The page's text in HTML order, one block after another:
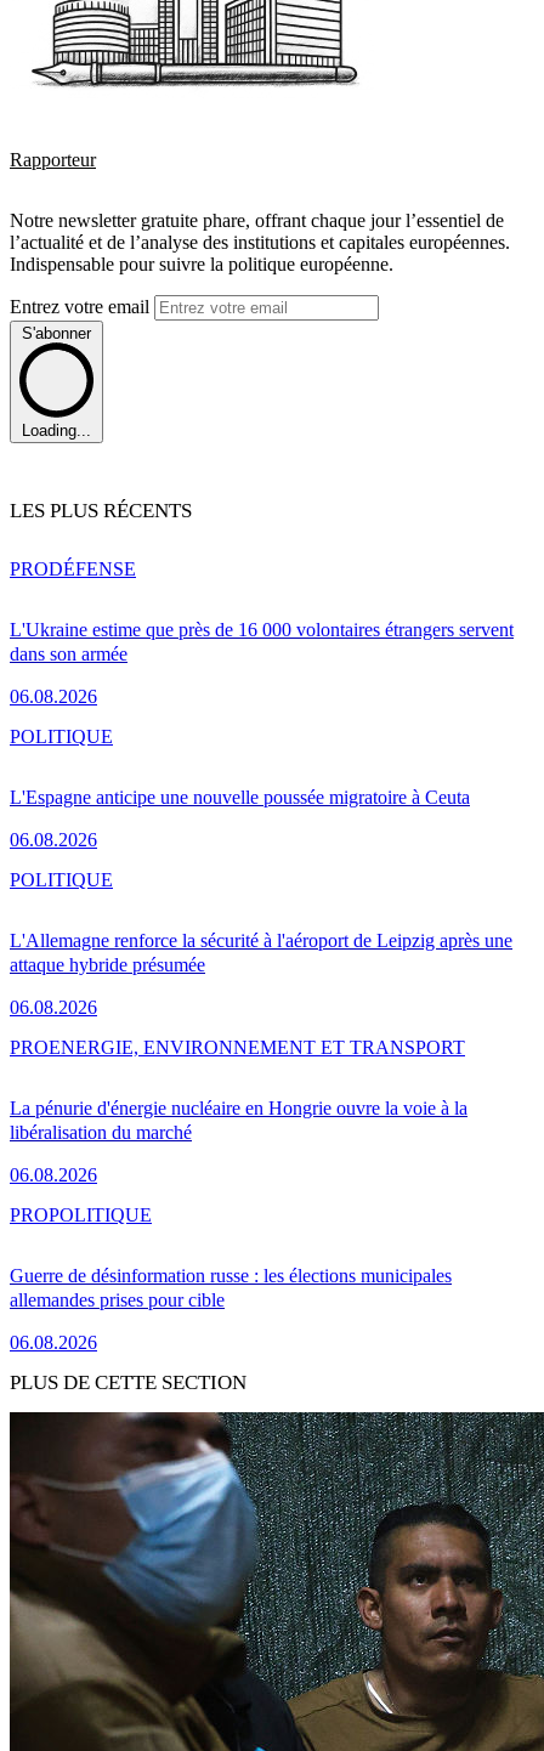
Rapporteur
Notre newsletter gratuite phare, offrant chaque jour l’essentiel de
l’actualité et de l’analyse des institutions et capitales européennes.
Indispensable pour suivre la politique européenne.
Entrez votre email
S'abonner
Loading...
LES PLUS RÉCENTS
L'Ukraine estime que près de 16 000 volontaires étrangers servent
dans son armée
06.08.2026
PRODÉFENSE
L'Espagne anticipe une nouvelle poussée migratoire à Ceuta
06.08.2026
POLITIQUE
L'Allemagne renforce la sécurité à l'aéroport de Leipzig après une
attaque hybride présumée
06.08.2026
POLITIQUE
La pénurie d'énergie nucléaire en Hongrie ouvre la voie à la
libéralisation du marché
06.08.2026
PROENERGIE, ENVIRONNEMENT ET TRANSPORT
Guerre de désinformation russe : les élections municipales
allemandes prises pour cible
06.08.2026
PROPOLITIQUE
PLUS DE CETTE SECTION